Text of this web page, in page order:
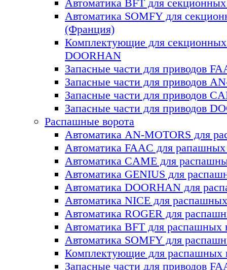
Автоматика BFT для
Автоматика SOMFY для
(Франция)
Комплектующие для секционных
DOORHAN
Запасные части для приводов
Запасные части для приводов
Запасные части для приводов
Запасные части для приводов
Распашные ворота
Автоматика AN-MOTORS для
Автоматика FAAC для рапашных
Автоматика CAME для
Автоматика GENIUS для
Автоматика DOORHAN для
Автоматика NICE для
Автоматика ROGER для
Автоматика BFT для раcпашных
Автоматика SOMFY для
Комплектующие для
Запасные части для приводов